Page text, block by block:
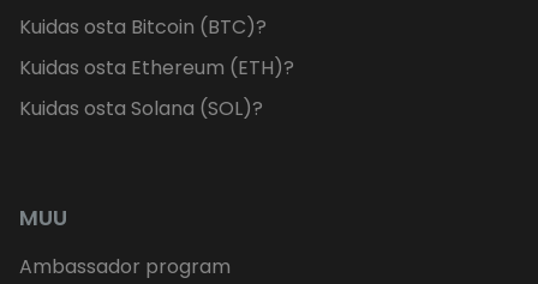
Kuidas osta Bitcoin (BTC)?
Kuidas osta Ethereum (ETH)?
Kuidas osta Solana (SOL)?
MUU
Ambassador program